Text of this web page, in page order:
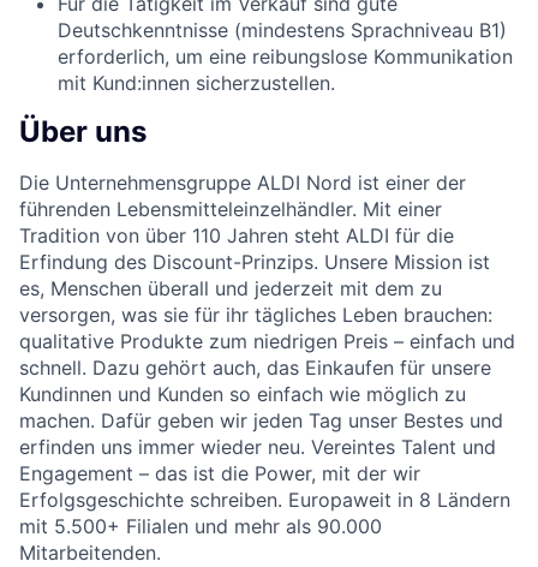
Deutschkenntnisse (mindestens Sprachniveau B1)
erforderlich, um eine reibungslose Kommunikation
mit Kund:innen sicherzustellen.
Über uns
Die Unternehmensgruppe ALDI Nord ist einer der
führenden Lebensmitteleinzelhändler. Mit einer
Tradition von über 110 Jahren steht ALDI für die
Erfindung des Discount-Prinzips. Unsere Mission ist
es, Menschen überall und jederzeit mit dem zu
versorgen, was sie für ihr tägliches Leben brauchen:
qualitative Produkte zum niedrigen Preis – einfach und
schnell. Dazu gehört auch, das Einkaufen für unsere
Kundinnen und Kunden so einfach wie möglich zu
machen. Dafür geben wir jeden Tag unser Bestes und
erfinden uns immer wieder neu. Vereintes Talent und
Engagement – das ist die Power, mit der wir
Erfolgsgeschichte schreiben. Europaweit in 8 Ländern
mit 5.500+ Filialen und mehr als 90.000
Mitarbeitenden.